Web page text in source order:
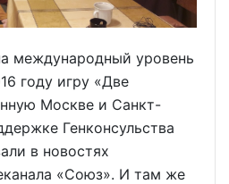
международный уровень
году игру «Две
Москве и Санкт-
Генконсульства
в новостях
«Союз». И там же